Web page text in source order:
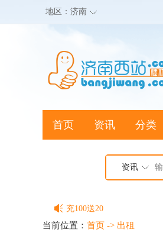
地区： 济南
首页 资讯 分类
资讯
棒极网点卡充值请联系客
充100送20
当前位置： 首页 -> 出租